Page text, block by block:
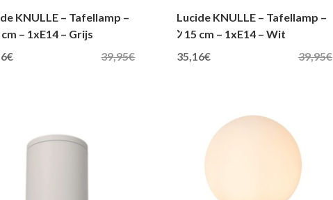
KNULLE – Tafellamp –
cm – 1xE14 – Grijs
39,95€
was: 39,95€.
€Huidige prijs is: 35,16€.
Lucide KNULLE – Tafellamp –
ﾝ 15 cm – 1xE14 – Wit
39,95€
Oorspronkelijke prijs was: 39,95€.
35,16€Huidige prijs is: 35,16€.